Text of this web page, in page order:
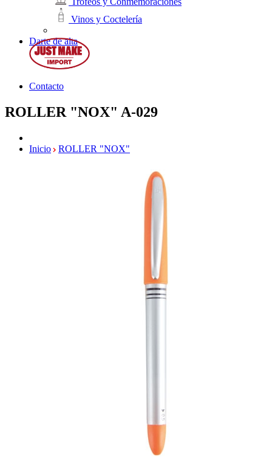
Vinos y Coctelería
Darte de alta
Contacto
ROLLER "NOX" A-029
Inicio ROLLER "NOX"